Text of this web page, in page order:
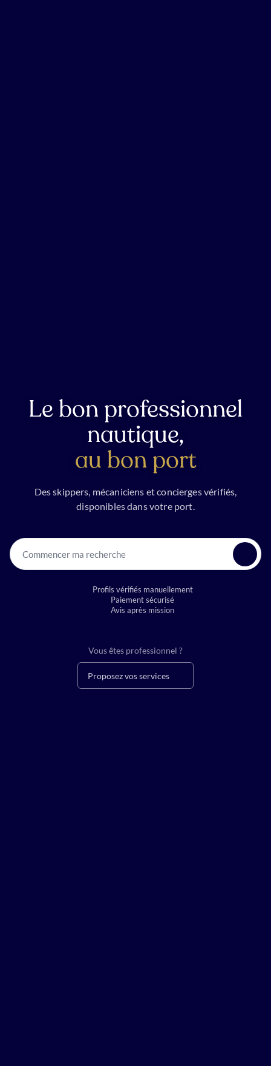
Le bon professionnel
nautique,
au bon port
Des skippers, mécaniciens et concierges vérifiés,
disponibles dans votre port.
Commencer ma recherche
Profils vérifiés manuellement
Paiement sécurisé
Avis après mission
Vous êtes professionnel ?
Proposez vos services